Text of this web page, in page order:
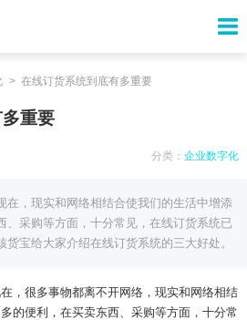
在线订货系统到底有多重要
重要
分类：企业数字化
在，现实和网络相结合使我们的生活中增添
、采购等方面，十分常见，在线订货系统已
宝给大家介绍在线订货系统的三大好处。
，很多事物都离不开网络，现实和网络相结
的便利，在买卖东西、采购等方面，十分常